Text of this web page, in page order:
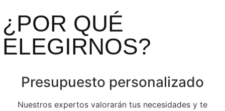
¿POR QUÉ
ELEGIRNOS?
Presupuesto personalizado
Nuestros expertos valorarán tus necesidades y te